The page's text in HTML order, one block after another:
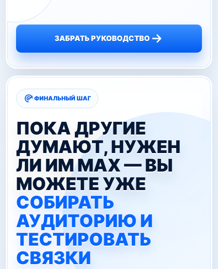
ЗАБРАТЬ РУКОВОДСТВО
ФИНАЛЬНЫЙ ШАГ
ПОКА ДРУГИЕ
ДУМАЮТ, НУЖЕН
ЛИ ИМ MAX — ВЫ
МОЖЕТЕ УЖЕ
СОБИРАТЬ
АУДИТОРИЮ И
ТЕСТИРОВАТЬ
СВЯЗКИ